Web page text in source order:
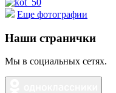
Еще фотографии
Наши странички
Мы в социальных сетях.